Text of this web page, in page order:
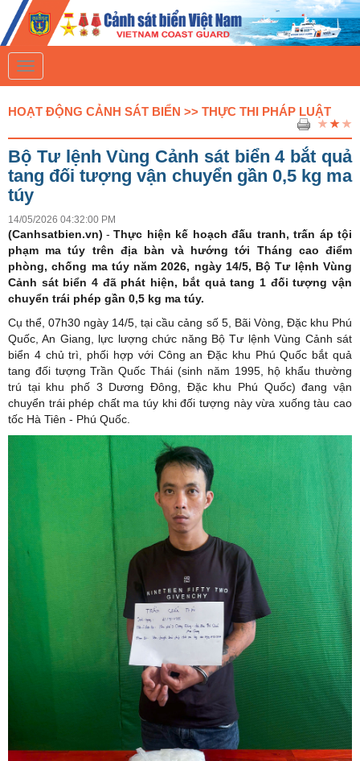
T
o
g
l
a
v
i
g
a
t
i
o
n
HOẠT ĐỘNG CẢNH SÁT BIỂN >> THỰC THI PHÁP LUẬT
Bộ Tư lệnh Vùng Cảnh sát biển 4 bắt quả
tang đối tượng vận chuyển gần 0,5 kg ma
túy
14/05/2026 04:32:00 PM
(Canhsatbien.vn) - Thực hiện kế hoạch đấu tranh, trấn áp tội
phạm ma túy trên địa bàn và hướng tới Tháng cao điểm
phòng, chống ma túy năm 2026, ngày 14/5, Bộ Tư lệnh Vùng
Cảnh sát biển 4 đã phát hiện, bắt quả tang 1 đối tượng vận
chuyển trái phép gần 0,5 kg ma túy.
Cụ thể, 07h30 ngày 14/5, tại cầu cảng số 5, Bãi Vòng, Đặc khu Phú
Quốc, An Giang, lực lượng chức năng Bộ Tư lệnh Vùng Cảnh sát
biển 4 chủ trì, phối hợp với Công an Đặc khu Phú Quốc bắt quả
tang đối tượng Trần Quốc Thái (sinh năm 1995, hộ khẩu thường
trú tại khu phố 3 Dương Đông, Đặc khu Phú Quốc) đang vận
chuyển trái phép chất ma túy khi đối tượng này vừa xuống tàu cao
tốc Hà Tiên - Phú Quốc.